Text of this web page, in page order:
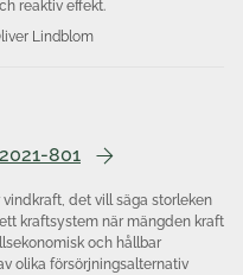
reaktiv effekt.
Lindblom
801
det vill säga storleken
kraftsystem när mängden kraft
och hållbar
olika försörjningsalternativ